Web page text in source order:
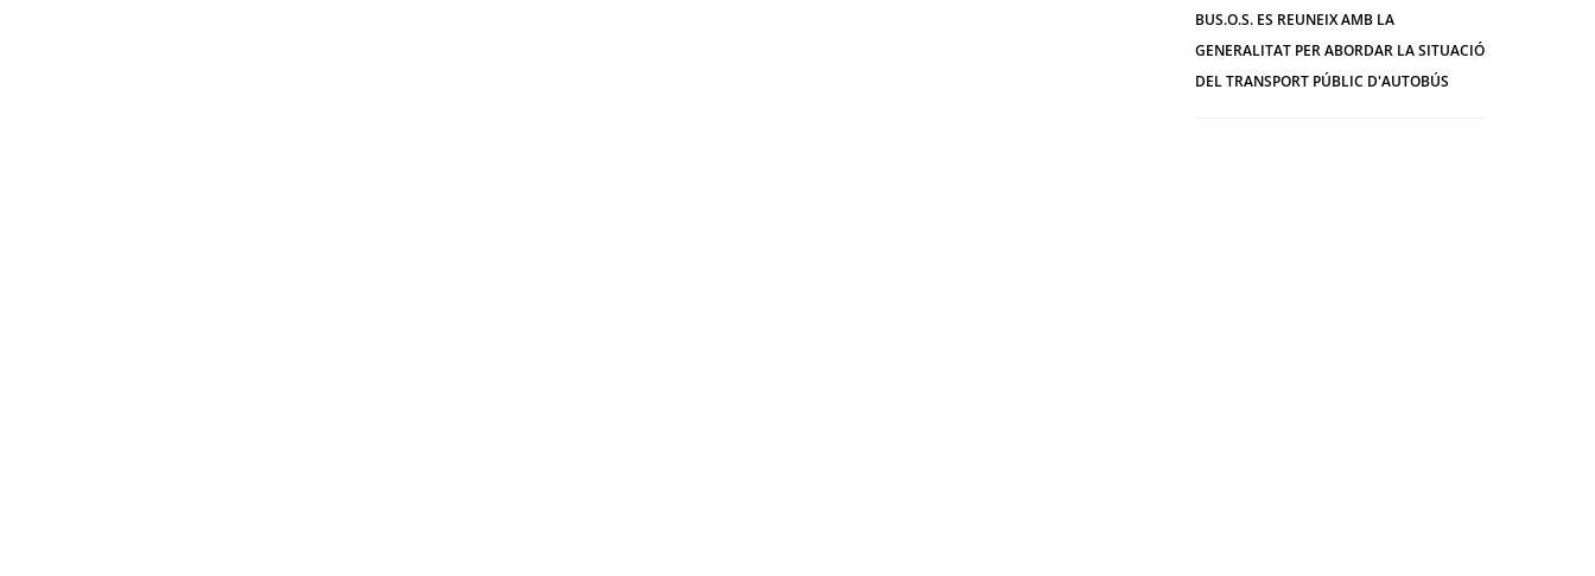
BUS.O.S. ES REUNEIX AMB LA
GENERALITAT PER ABORDAR LA SITUACIÓ
DEL TRANSPORT PÚBLIC D'AUTOBÚS